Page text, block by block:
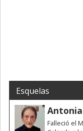
Esquelas
Falleció el